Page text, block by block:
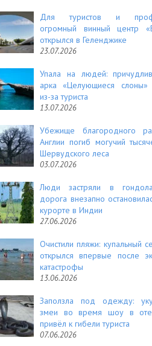
Для туристов и
огромный винный центр
открылся в Геленджике
23.07.2026
Упала на людей:
арка «Целующиеся слоны»
из-за туриста
13.07.2026
Убежище благородного
Англии погиб могучий
Шервудского леса
03.07.2026
Люди застряли в
дорога внезапно
курорте в Индии
27.06.2026
Очистили пляжи: купальный
открылся впервые после
катастрофы
13.06.2026
Заползла под одежду:
змеи во время шоу в
привёл к гибели туриста
07.06.2026